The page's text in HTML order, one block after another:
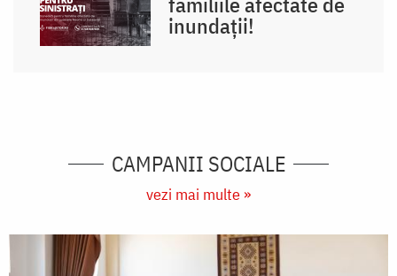
inundații!
CAMPANII SOCIALE
vezi mai multe »